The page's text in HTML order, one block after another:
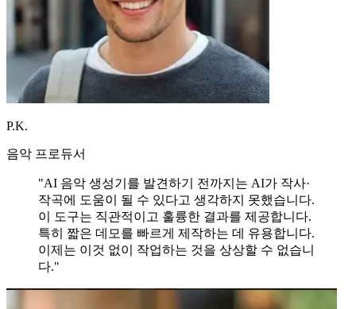
P.K.
음악 프로듀서
"AI 음악 생성기를 발견하기 전까지는 AI가 작사·
작곡에 도움이 될 수 있다고 생각하지 못했습니다.
이 도구는 직관적이고 훌륭한 결과를 제공합니다.
특히 짧은 데모를 빠르게 제작하는 데 유용합니다.
이제는 이것 없이 작업하는 것을 상상할 수 없습니
다."